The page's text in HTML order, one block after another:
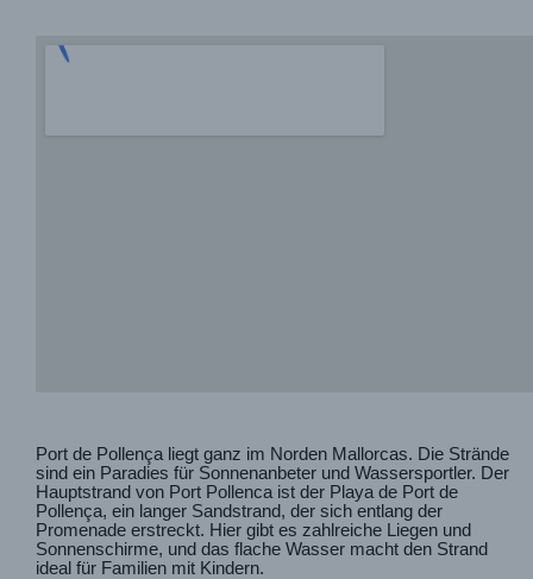
Port de Pollença liegt ganz im Norden Mallorcas. Die Strände
sind ein Paradies für Sonnenanbeter und Wassersportler. Der
Hauptstrand von Port Pollenca ist der Playa de Port de
Pollença, ein langer Sandstrand, der sich entlang der
Promenade erstreckt. Hier gibt es zahlreiche Liegen und
Sonnenschirme, und das flache Wasser macht den Strand
ideal für Familien mit Kindern.